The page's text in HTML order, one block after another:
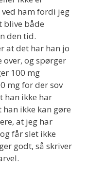
ham fordi jeg
blive både
den tid.
at det har han jo
og spørger
100 mg
mg for der sov
han ikke har
ikke kan gøre
at jeg har
får slet ikke
godt, så skriver